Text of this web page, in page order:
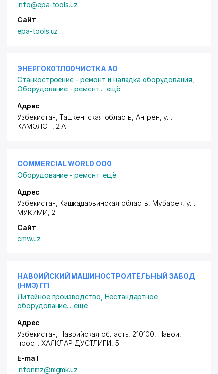
info@epa-tools.uz
Сайт
epa-tools.uz
ЭНЕРГОКОТЛООЧИСТКА АО
Станкостроение - ремонт и наладка оборудования
Оборудование - ремонт... ещё
Адрес
Узбекистан, Ташкентская область, Ангрен, ул.
КАМОЛОТ, 2 А
COMMERCIAL WORLD ООО
Оборудование - ремонт ещё
Адрес
Узбекистан, Кашкадарьинская область, Мубарек, ул.
МУКИМИ, 2
Сайт
cmw.uz
НАВОИЙСКИЙ МАШИНОСТРОИТЕЛЬНЫЙ ЗАВОД
(НМЗ) ГП
Литейное производство Нестандартное
оборудование... ещё
Адрес
Узбекистан, Навоийская область, 210100, Навои,
просп. ХАЛКЛАР ДУСТЛИГИ, 5
E-mail
infonmz@mgmk.uz